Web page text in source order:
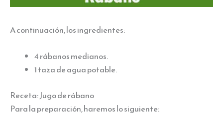
A continuación, los ingredientes:
4 rábanos medianos.
1 taza de agua potable.
Receta: Jugo de rábano
Para la preparación, haremos lo siguiente: